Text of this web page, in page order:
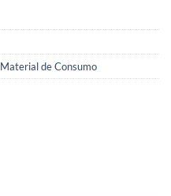
Material de Consumo